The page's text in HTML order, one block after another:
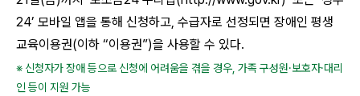
24’ 모바일 앱을 통해 신청하고, 수급자로 선정되면 장애인 평생
교육이용권(이하 “이용권”)을 사용할 수 있다.
※ 신청자가 장애 등으로 신청에 어려움을 겪을 경우, 가족 구성원·보호자·대리
인 등이 지원 가능